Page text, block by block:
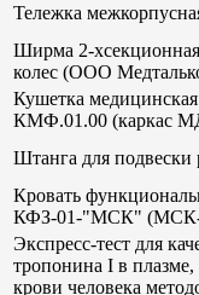
Тележка
Ширма 2-
колес (ООО
Кушетка
КМФ.01.00 (каркас
Штанга для
Кровать
КФЗ-01-"МСК" (МСК-
Экспресс-тест для
тропонина I в
крови человека